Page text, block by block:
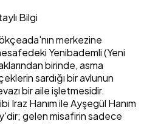
Bilgi
merkezine
Yenibademli (Yeni
birinde, asma
sardığı bir avlunun
bir aile işletmesidir.
Iraz Hanım ile Ayşegül Hanım
gelen misafirin sadece